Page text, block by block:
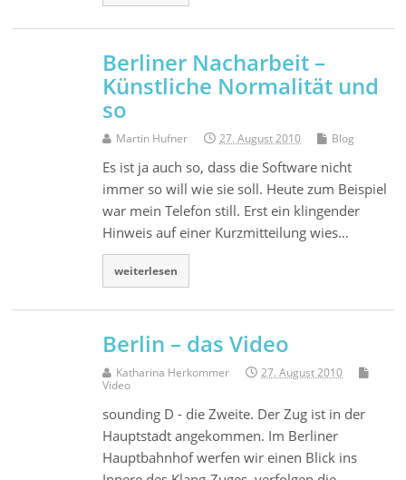
Berliner Nacharbeit –
Künstliche Normalität und
so
Martin Hufner 27. August 2010 Blog
Es ist ja auch so, dass die Software nicht
immer so will wie sie soll. Heute zum Beispiel
war mein Telefon still. Erst ein klingender
Hinweis auf einer Kurzmitteilung wies…
weiterlesen
Berlin – das Video
Katharina Herkommer
27. August 2010
Video
sounding D - die Zweite. Der Zug ist in der
Hauptstadt angekommen. Im Berliner
Hauptbahnhof werfen wir einen Blick ins